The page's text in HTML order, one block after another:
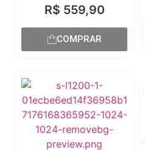
R$ 559,90
COMPRAR